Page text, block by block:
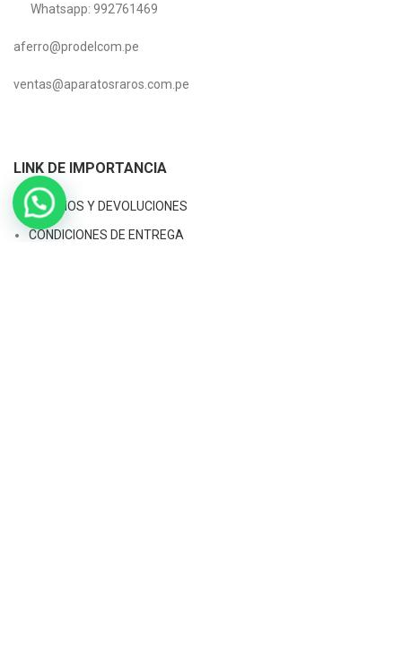
Whatsapp: 992761469
aferro@prodelcom.pe
ventas@aparatosraros.com.pe
LINK DE IMPORTANCIA
CAMBIOS Y DEVOLUCIONES
CONDICIONES DE ENTREGA